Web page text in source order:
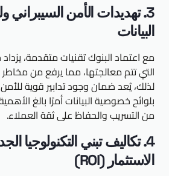
3. تهديدات الأمن
البيانات
مع اعتماد البنوك تقنيات متقدمة،
التي تتم معالجتها، مما يرفع من مخاطر
لذلك، يُعد ضمان وجود تدابير قوية للأمن
بلوائح خصوصية البيانات أمرًا بالغ
من التسريب والحفاظ على ثقة العملاء.
4. تكاليف تبني التكنولوجيا
الاستثمار (ROI)